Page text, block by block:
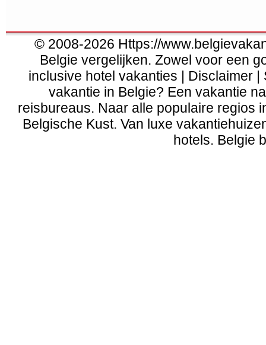
© 2008-2026 Https://
Belgie vergelijken. Zowel voor een
inclusive hotel vakanties | Disclaimer |
vakantie in Belgie? Een vakantie
reisbureaus. Naar alle populaire regios
Belgische Kust. Van luxe
hotels. Belgie